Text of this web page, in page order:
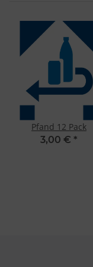
Pfand 12 Pack
3,00 € *